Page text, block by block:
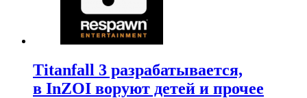
Titanfall 3 разрабатывается,
в InZOI воруют детей и прочее